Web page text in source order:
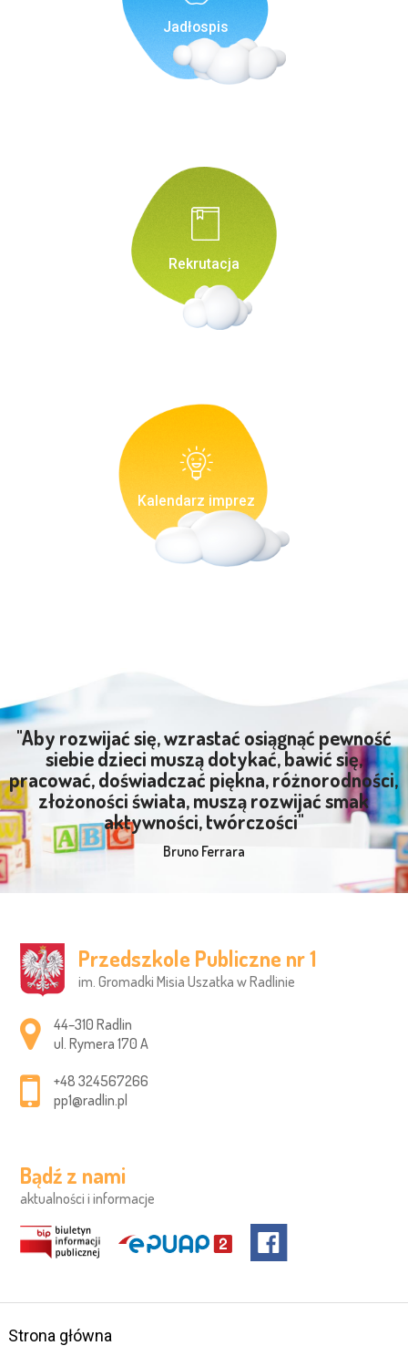
Jadłospis
Rekrutacja
Kalendarz imprez
"Aby rozwijać się, wzrastać osiągnąć pewność
siebie dzieci muszą dotykać, bawić się,
pracować, doświadczać piękna, różnorodności,
złożoności świata, muszą rozwijać smak
aktywności, twórczości"
Bruno Ferrara
Przedszkole Publiczne nr 1
im. Gromadki Misia Uszatka w Radlinie
Adres pocztowy:
44–310 Radlin
ul. Rymera 170 A
+48 324567266
pp1@radlin.pl
Bądź z nami
aktualności i informacje
Strona główna